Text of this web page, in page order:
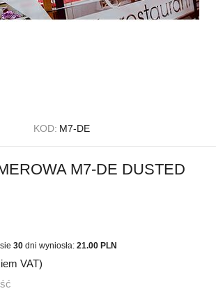
KOD: M7-DE
M7-DE DUSTED
30 dni wyniosła: 21.00 PLN
VAT)